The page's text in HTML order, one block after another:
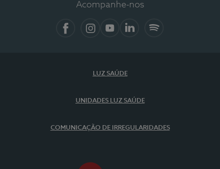
Acompanhe-nos
LUZ SAÚDE
UNIDADES LUZ SAÚDE
COMUNICAÇÃO DE IRREGULARIDADES